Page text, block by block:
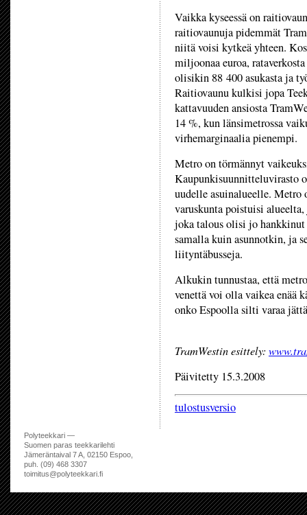
Vaikka kyseessä on
raitiovaunuja pidemmät
niitä voisi kytkeä yhteen.
miljoonaa euroa,
olisikin 88 400 asukasta ja
Raitiovaunu kulkisi jopa
kattavuuden ansiosta
14 %, kun länsimetrossa
virhemarginaalia pienempi.
Metro on törmännyt
Kaupunkisuunnitteluvirasto
uudelle asuinalueelle. Metro
varuskunta poistuisi
joka talous olisi jo
samalla kuin asunnotkin, ja
liityntäbusseja.
Alkukin tunnustaa, että
venettä voi olla vaikea enää
onko Espoolla silti varaa
TramWestin esittely:
Päivitetty 15.3.2008
tulostusversio
Polyteekkari —
Suomen paras teekkarilehti
Jämeräntaival 7 A, 02150 Espoo,
puh. (09) 468 3307
toimitus@polyteekkari.fi